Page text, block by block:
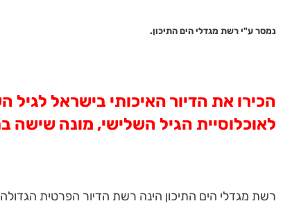
נמסר ע"י רשת מגדלי הים התיכון.
הכירו את הדיור האיכותי בישראל
לאוכלוסיית הגיל השלישי, מונה שישה בתים
רשת מגדלי הים התיכון הינה רשת הדיור הפרטית